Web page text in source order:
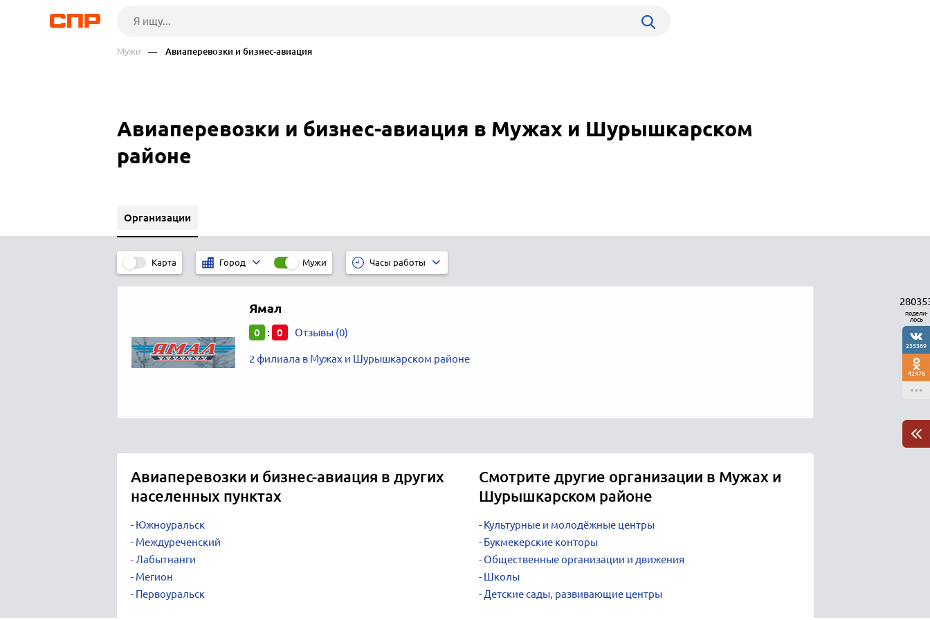
Мужи — Авиаперевозки и бизнес-авиация
Авиаперевозки и бизнес-авиация в Мужах и Шурышкарском
районе
Организации
Карта Город Мужи Часы работы
Ямал
0 : 0 Отзывы (0)
2 филиала в Мужах и Шурышкарском районе
Авиаперевозки и бизнес-авиация в других
населенных пунктах
Южноуральск
Междуреченский
Лабытнанги
Мегион
Первоуральск
Смотрите другие организации в Мужах и
Шурышкарском районе
Культурные и молодёжные центры
Букмекерские конторы
Общественные организации и движения
Школы
Детские сады, развивающие центры
подели-
лось
235389
42476